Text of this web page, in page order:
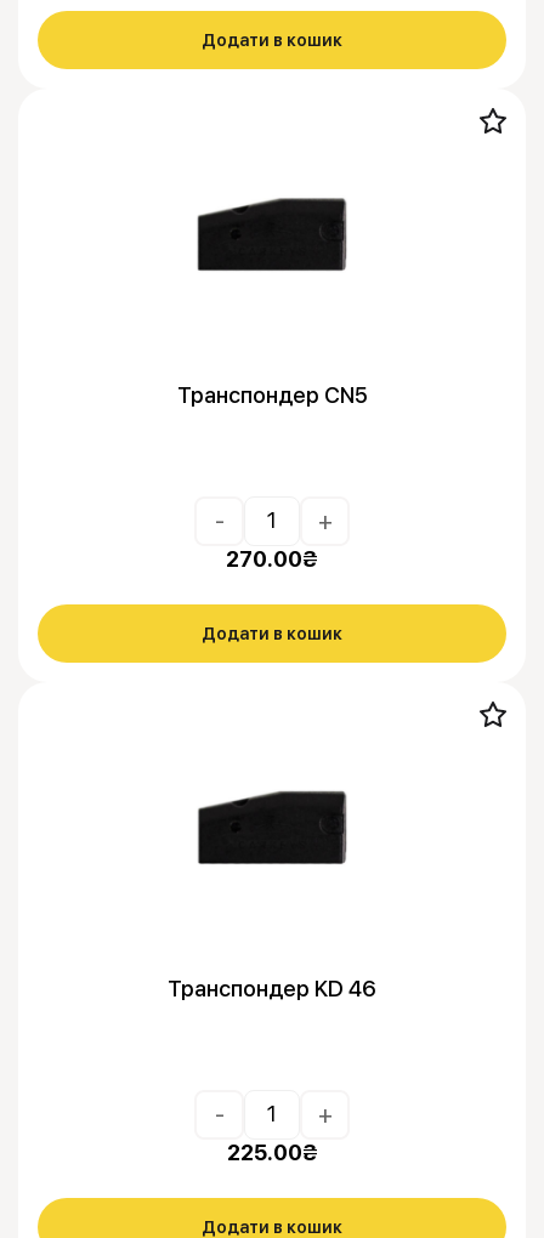
Додати в кошик
Транспондер CN5
- +
270.00₴
Додати в кошик
Транспондер KD 46
- +
225.00₴
Додати в кошик